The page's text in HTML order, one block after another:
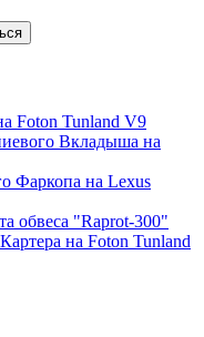
Foton Tunland V9
Вкладыша на
Фаркопа на Lexus
обвеса "Raprot-300"
на Foton Tunland